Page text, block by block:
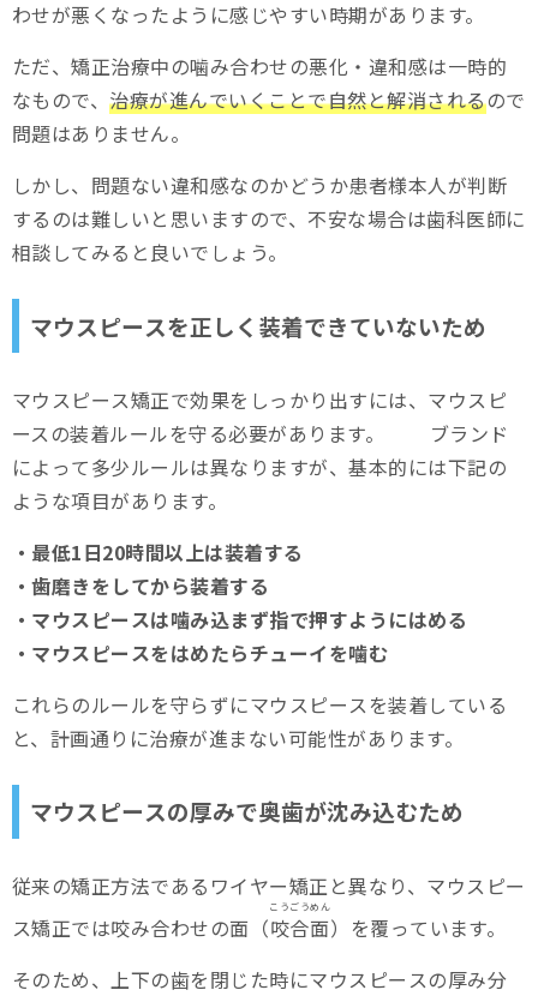
わせが悪くなったように感じやすい時期があります。
ただ、矯正治療中の噛み合わせの悪化・違和感は一時的
なもので、治療が進んでいくことで自然と解消されるので
問題はありません。
しかし、問題ない違和感なのかどうか患者様本人が判断
するのは難しいと思いますので、不安な場合は歯科医師に
相談してみると良いでしょう。
マウスピースを正しく装着できていないため
マウスピース矯正で効果をしっかり出すには、マウスピ
ースの装着ルールを守る必要があります。 ブランド
によって多少ルールは異なりますが、基本的には下記の
ような項目があります。
・最低1日20時間以上は装着する
・歯磨きをしてから装着する
・マウスピースは噛み込まず指で押すようにはめる
・マウスピースをはめたらチューイを噛む
これらのルールを守らずにマウスピースを装着している
と、計画通りに治療が進まない可能性があります。
マウスピースの厚みで奥歯が沈み込むため
従来の矯正方法であるワイヤー矯正と異なり、マウスピー
ス矯正では咬み合わせの面（咬合面
こうごうめん
）を覆っています。
そのため、上下の歯を閉じた時にマウスピースの厚み分